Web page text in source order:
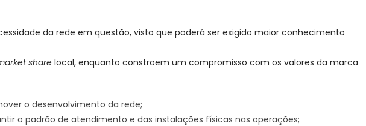
da rede em questão, visto que poderá ser exigido maior conhecimento
share local, enquanto constroem um compromisso com os valores da marca
o desenvolvimento da rede;
o padrão de atendimento e das instalações físicas nas operações;